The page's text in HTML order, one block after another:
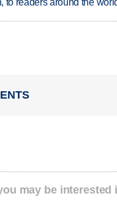
may be interested